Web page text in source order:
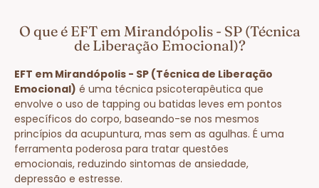
O que é EFT em Mirandópolis - SP (Técnica
de Liberação Emocional)?
EFT em Mirandópolis - SP (Técnica de Liberação
Emocional) é uma técnica psicoterapêutica que
envolve o uso de tapping ou batidas leves em pontos
específicos do corpo, baseando-se nos mesmos
princípios da acupuntura, mas sem as agulhas. É uma
ferramenta poderosa para tratar questões
emocionais, reduzindo sintomas de ansiedade,
depressão e estresse.